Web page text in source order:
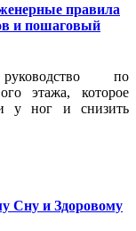
правила
и пошаговый
по
этажа, которое
у ног и снизить
Сну и Здоровому